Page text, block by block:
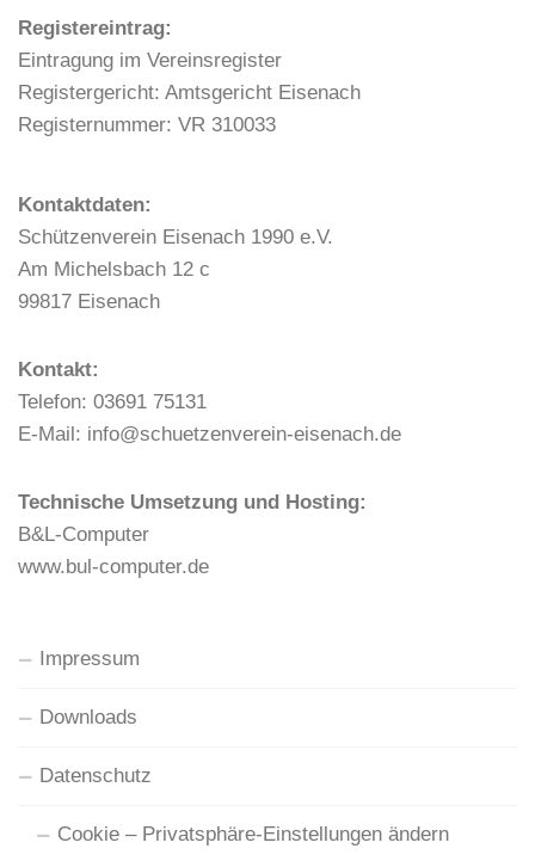
Registereintrag:
Eintragung im Vereinsregister
Registergericht: Amtsgericht Eisenach
Registernummer: VR 310033
Kontaktdaten:
Schützenverein Eisenach 1990 e.V.
Am Michelsbach 12 c
99817 Eisenach
Kontakt:
Telefon: 03691 75131
E-Mail: info@schuetzenverein-eisenach.de
Technische Umsetzung und Hosting:
B&L-Computer
www.bul-computer.de
Impressum
Downloads
Datenschutz
Cookie – Privatsphäre-Einstellungen ändern